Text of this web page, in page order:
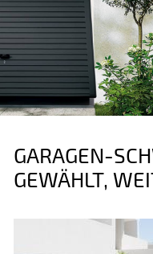
Downloads
Über uns
Kontakt
GARAGEN-
GEWÄHLT,